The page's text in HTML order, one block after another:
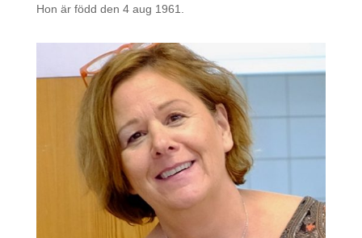
Hon är född den 4 aug 1961.